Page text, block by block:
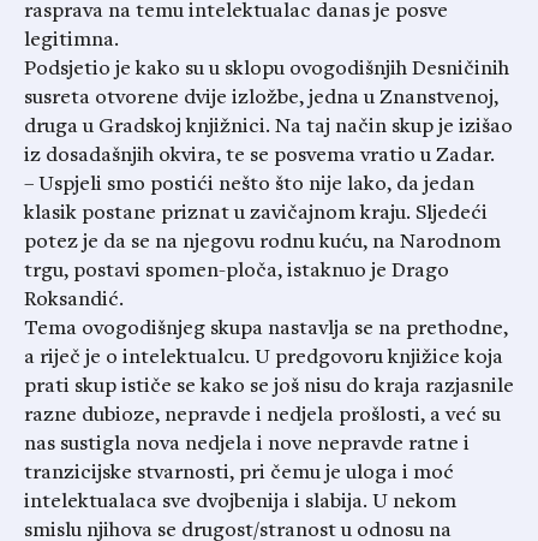
rasprava na temu intelektualac danas je posve
legitimna.
Podsjetio je kako su u sklopu ovogodišnjih Desničinih
susreta otvorene dvije izložbe, jedna u Znanstvenoj,
druga u Gradskoj knjižnici. Na taj način skup je izišao
iz dosadašnjih okvira, te se posvema vratio u Zadar.
– Uspjeli smo postići nešto što nije lako, da jedan
klasik postane priznat u zavičajnom kraju. Sljedeći
potez je da se na njegovu rodnu kuću, na Narodnom
trgu, postavi spomen-ploča, istaknuo je Drago
Roksandić.
Tema ovogodišnjeg skupa nastavlja se na prethodne,
a riječ je o intelektualcu. U predgovoru knjižice koja
prati skup ističe se kako se još nisu do kraja razjasnile
razne dubioze, nepravde i nedjela prošlosti, a već su
nas sustigla nova nedjela i nove nepravde ratne i
tranzicijske stvarnosti, pri čemu je uloga i moć
intelektualaca sve dvojbenija i slabija. U nekom
smislu njihova se drugost/stranost u odnosu na